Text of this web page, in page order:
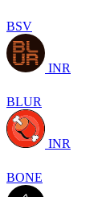
BSV
INR
BLUR
INR
BONE